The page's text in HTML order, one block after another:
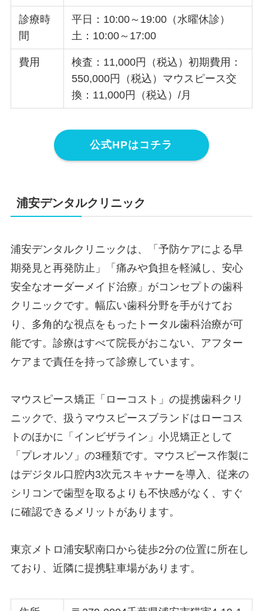
診療時
間
平日：10:00～19:00（水曜休診）
土：10:00～17:00
費用
検査：11,000円（税込）初期費用：
550,000円（税込）マウスピース交
換：11,000円（税込）/月
公式HPはコチラ
浦安デンタルクリニック
浦安デンタルクリニックは、「予防ケアによる早
期発見と再発防止」「痛みや負担を軽減し、安心
安全なオーダーメイド治療」がコンセプトの歯科
クリニックです。幅広い歯科分野を手がけてお
り、多角的な視点をもったトータル歯科治療が可
能です。診療はすべて院長がおこない、アフター
ケアまで責任を持って診療しています。
マウスピース矯正「ローコスト」の提携歯科クリ
ニックで、扱うマウスピースブランドはローコス
トのほかに「インビザライン」小児矯正として
「プレオルソ」の3種類です。マウスピース作製に
はデジタル口腔内3次元スキャナーを導入、従来の
シリコンで歯型を取るよりも不快感がなく、すぐ
に確認できるメリットがあります。
東京メトロ浦安駅南口から徒歩2分の位置に所在し
ており、近隣に提携駐車場があります。